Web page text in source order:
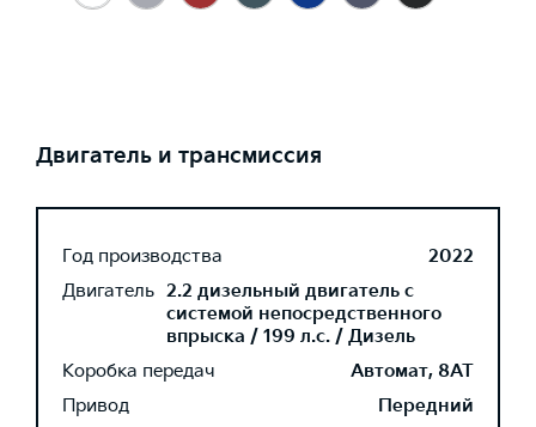
Двигатель и трансмиссия
Год производства
2022
Двигатель 2.2 дизельный двигатель с
системой непосредственного
впрыска / 199 л.с. / Дизель
Коробка передач
Автомат, 8AT
Привод
Передний